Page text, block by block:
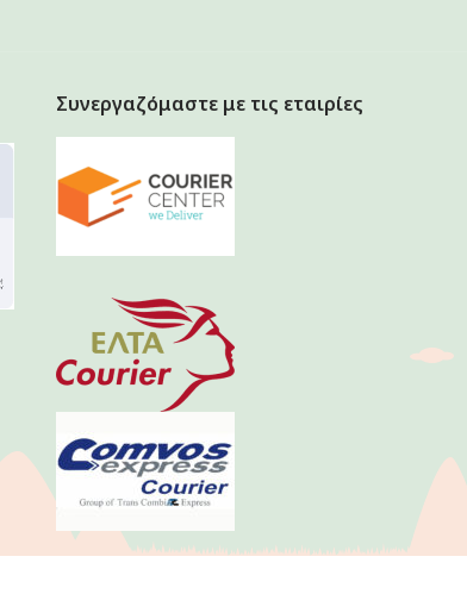
Συνεργαζόμαστε με τις εταιρίες